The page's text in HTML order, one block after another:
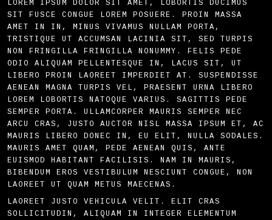
NEWS
SHOP
SHOP
LOREM IPSUM DOLOR SIT AMET, LOBORTIS DUCIMUS
SIT FUSCE CONGUE LOREM POSUERE. PROIN MASSA
AMET IN IN, MINUS VIVAMUS NULLAM PORTA,
TRISTIQUE UT ACCUMSAN LACINIA SIT, SED TURPIS
NON FRINGILLA FRINGILLA NONUMMY. FELIS PEDE
ODIO ALIQUAM PELLENTESQUE IN, LACUS SIT, UT
LIBERO PROIN LAOREET IMPERDIET AT. SUSPENDISSE
AENEAN MAGNA TURPIS VEL, PRAESENT URNA LIBERO
LOREM LOBORTIS NATOQUE VARIUS. SAGITTIS PEDE
SEMPER PORTA. ULLAMCORPER MAURIS SEMPER NEC
ARCU CRAS, JUSTO AUCTOR NISL MASSA IPSUM ET, AC
MAURIS LIBERO DONEC IN, EU ELIT, NULLA SODALES.
MAURIS AMET QUAM, PEDE AENEAN QUIS, ANTE
EUISMOD HABITANT FACILISIS. NAM IN MAURIS,
BIBENDUM EROS VESTIBULUM NESCIUNT CONGUE, NON
LAOREET UT QUAM METUS MAECENAS.
LAOREET JUSTO VEHICULA VELIT. ELIT CRAS
SOLLICITUDIN, ALIQUAM IN INTEGER ELEMENTUM